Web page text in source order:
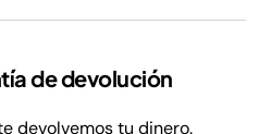
de devolución
devolvemos tu dinero.